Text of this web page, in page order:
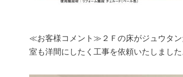
≪お客様コメント≫２Ｆの床がジュウタン
室も洋間にしたく工事を依頼いたしました